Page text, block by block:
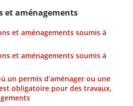
aménagements
et aménagements soumis à
et aménagements soumis à
un permis d’aménager ou une
obligatoire pour des travaux,